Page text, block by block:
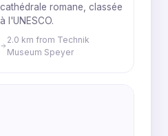
cathédrale romane, classée
à l'UNESCO.
2.0 km from Technik
Museum Speyer